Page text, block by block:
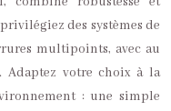
des systèmes de
multipoints, avec au
votre choix à la
: une simple